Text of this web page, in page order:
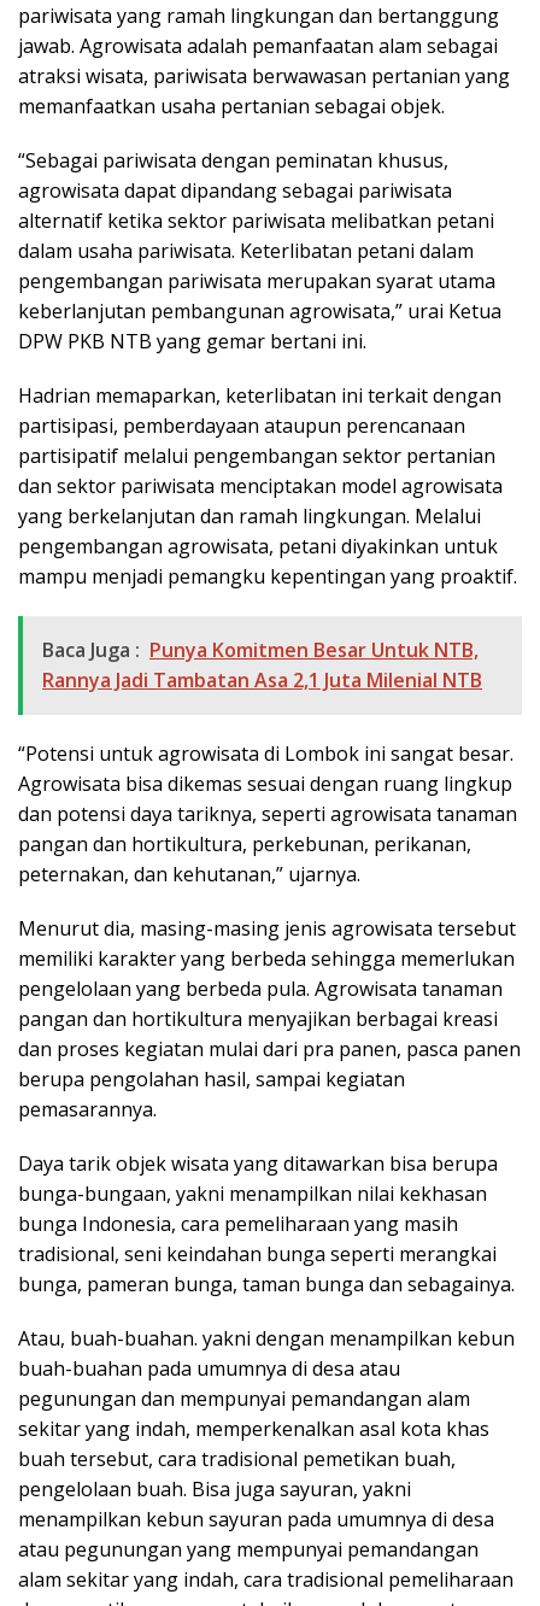
pariwisata yang ramah lingkungan dan bertanggung
jawab. Agrowisata adalah pemanfaatan alam sebagai
atraksi wisata, pariwisata berwawasan pertanian yang
memanfaatkan usaha pertanian sebagai objek.
“Sebagai pariwisata dengan peminatan khusus,
agrowisata dapat dipandang sebagai pariwisata
alternatif ketika sektor pariwisata melibatkan petani
dalam usaha pariwisata. Keterlibatan petani dalam
pengembangan pariwisata merupakan syarat utama
keberlanjutan pembangunan agrowisata,” urai Ketua
DPW PKB NTB yang gemar bertani ini.
Hadrian memaparkan, keterlibatan ini terkait dengan
partisipasi, pemberdayaan ataupun perencanaan
partisipatif melalui pengembangan sektor pertanian
dan sektor pariwisata menciptakan model agrowisata
yang berkelanjutan dan ramah lingkungan. Melalui
pengembangan agrowisata, petani diyakinkan untuk
mampu menjadi pemangku kepentingan yang proaktif.
Baca Juga : Punya Komitmen Besar Untuk NTB,
Rannya Jadi Tambatan Asa 2,1 Juta Milenial NTB
“Potensi untuk agrowisata di Lombok ini sangat besar.
Agrowisata bisa dikemas sesuai dengan ruang lingkup
dan potensi daya tariknya, seperti agrowisata tanaman
pangan dan hortikultura, perkebunan, perikanan,
peternakan, dan kehutanan,” ujarnya.
Menurut dia, masing-masing jenis agrowisata tersebut
memiliki karakter yang berbeda sehingga memerlukan
pengelolaan yang berbeda pula. Agrowisata tanaman
pangan dan hortikultura menyajikan berbagai kreasi
dan proses kegiatan mulai dari pra panen, pasca panen
berupa pengolahan hasil, sampai kegiatan
pemasarannya.
Daya tarik objek wisata yang ditawarkan bisa berupa
bunga-bungaan, yakni menampilkan nilai kekhasan
bunga Indonesia, cara pemeliharaan yang masih
tradisional, seni keindahan bunga seperti merangkai
bunga, pameran bunga, taman bunga dan sebagainya.
Atau, buah-buahan. yakni dengan menampilkan kebun
buah-buahan pada umumnya di desa atau
pegunungan dan mempunyai pemandangan alam
sekitar yang indah, memperkenalkan asal kota khas
buah tersebut, cara tradisional pemetikan buah,
pengelolaan buah. Bisa juga sayuran, yakni
menampilkan kebun sayuran pada umumnya di desa
atau pegunungan yang mempunyai pemandangan
alam sekitar yang indah, cara tradisional pemeliharaan